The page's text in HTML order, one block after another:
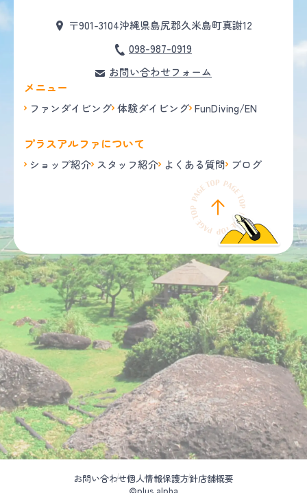
〒901-3104沖縄県島尻郡久米島町真謝12
098-987-0919
お問い合わせフォーム
メニュー
ファンダイビング 体験ダイビング FunDiving/EN
プラスアルファについて
ショップ紹介 スタッフ紹介 よくある質問 ブログ
お問い合わせ個人情報保護方針店舗概要